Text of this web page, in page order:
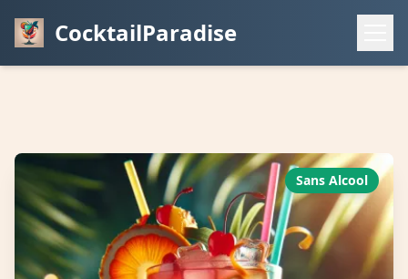
CocktailParadise
Sans Alcool